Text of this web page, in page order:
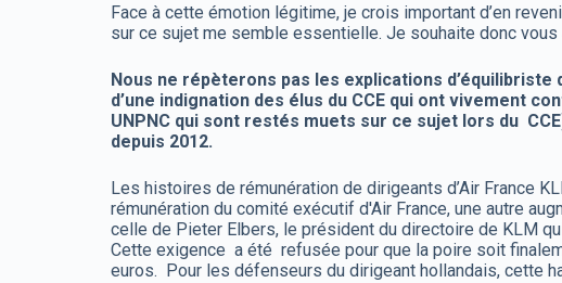
Face à cette émotion légitime, je crois important d’en
sur ce sujet me semble essentielle. Je souhaite donc vous
Nous ne répèterons pas les explications
d’une indignation des élus du CCE qui ont vivement
UNPNC qui sont restés muets sur ce sujet lors du
depuis 2012.
Les histoires de rémunération de dirigeants d’Air France
rémunération du comité exécutif d'Air France, une autre
celle de Pieter Elbers, le président du directoire de KLM
Cette exigence a été refusée pour que la poire soit
euros. Pour les défenseurs du dirigeant hollandais, cette